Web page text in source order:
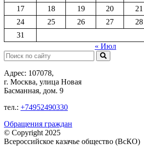
17
18 19 20 21
24
25 26 27 28
31
« Июл
Поиск:
Адрес: 107078,
г. Москва, улица Новая
Басманная, дом. 9
тел.: +74952490330
Обращения граждан
© Copyright 2025
Всероссийское казачье общество (ВсКО)